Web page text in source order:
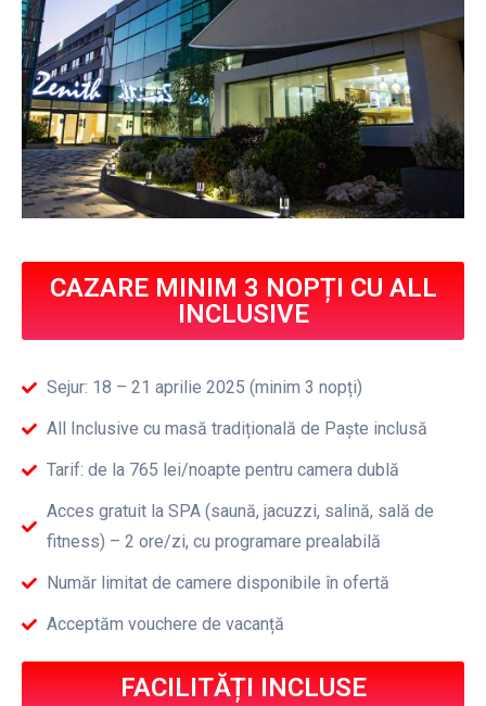
CAZARE MINIM 3 NOPȚI CU ALL
INCLUSIVE
Sejur: 18 – 21 aprilie 2025 (minim 3 nopți)
All Inclusive cu masă tradițională de Paște inclusă
Tarif: de la 765 lei/noapte pentru camera dublă
Acces gratuit la SPA (saună, jacuzzi, salină, sală de
fitness) – 2 ore/zi, cu programare prealabilă
Număr limitat de camere disponibile în ofertă
Acceptăm vouchere de vacanță
FACILITĂȚI INCLUSE